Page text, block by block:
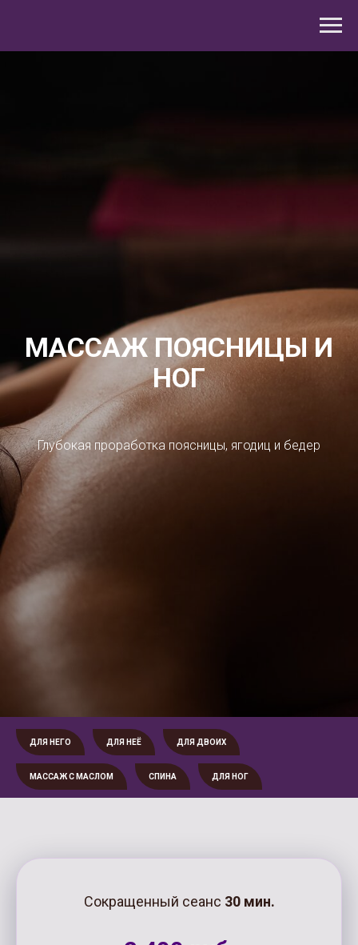
МАССАЖ ПОЯСНИЦЫ И
НОГ
Глубокая проработка поясницы, ягодиц и бедер
ДЛЯ НЕГО ДЛЯ НЕЁ ДЛЯ ДВОИХ
МАССАЖ С МАСЛОМ СПИНА ДЛЯ НОГ
Сокращенный сеанс 30 мин.